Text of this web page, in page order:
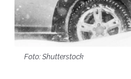
Foto: Shutterstock